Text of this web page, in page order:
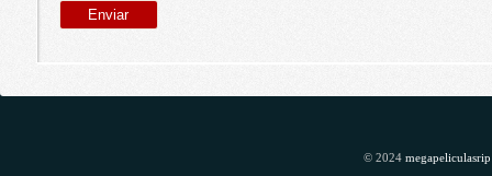
© 2024 megapeliculasrip